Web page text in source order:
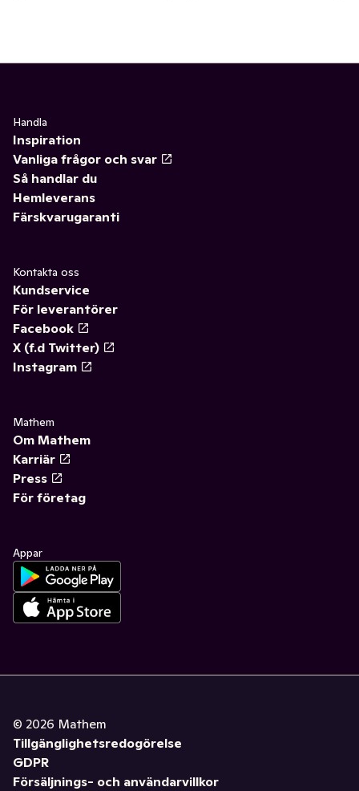
Handla
Inspiration
Vanliga frågor och svar
Så handlar du
Hemleverans
Färskvarugaranti
Kontakta oss
Kundservice
För leverantörer
Facebook
X (f.d Twitter)
Instagram
Mathem
Om Mathem
Karriär
Press
För företag
Appar
© 2026 Mathem
Tillgänglighetsredogörelse
GDPR
Försäljnings- och användarvillkor